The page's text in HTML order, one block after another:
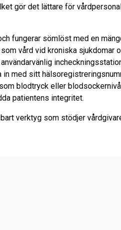
gör det lättare för
fungerar sömlöst med en
vård vid kroniska sjukdomar
med sitt
blodtryck eller
patientens integritet.
verktyg som stödjer